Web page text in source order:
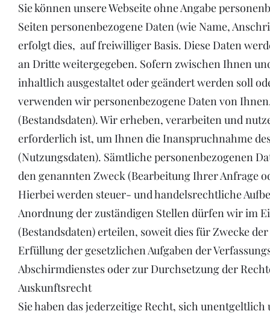
Sie können unsere Webseite ohne Angabe
Seiten personenbezogene Daten (wie Name,
erfolgt dies, auf freiwilliger Basis. Diese Daten
an Dritte weitergegeben. Sofern zwischen Ihnen
inhaltlich ausgestaltet oder geändert werden soll
verwenden wir personenbezogene Daten von
(Bestandsdaten). Wir erheben, verarbeiten und
erforderlich ist, um Ihnen die Inanspruchnahme
(Nutzungsdaten). Sämtliche personenbezogenen
den genannten Zweck (Bearbeitung Ihrer Anfrage
Hierbei werden steuer- und handelsrechtliche
Anordnung der zuständigen Stellen dürfen wir im
(Bestandsdaten) erteilen, soweit dies für Zwecke
Erfüllung der gesetzlichen Aufgaben der
Abschirmdienstes oder zur Durchsetzung der
Auskunftsrecht
Sie haben das jederzeitige Recht, sich